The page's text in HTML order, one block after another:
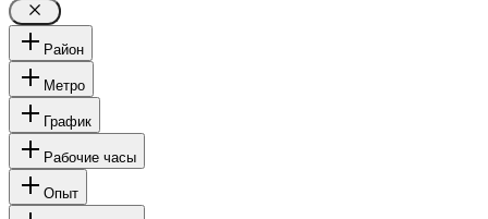
Район
Метро
График
Рабочие часы
Опыт